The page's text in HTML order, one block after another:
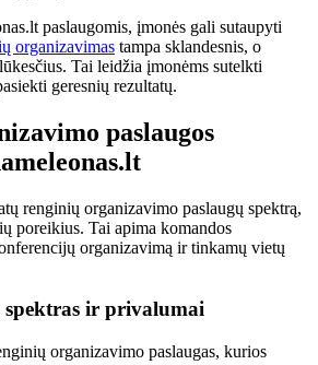
paslaugomis, įmonės gali sutaupyti
organizavimas tampa sklandesnis, o
Tai leidžia įmonėms sutelkti
geresnių rezultatų.
paslaugos
renginių organizavimo paslaugų spektrą,
poreikius. Tai apima komandos
organizavimą ir tinkamų vietų
spektras ir privalumai
organizavimo paslaugas, kurios